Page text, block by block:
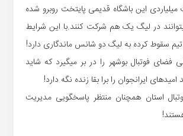
این باشگاه قدیمی پایتخت روبرو شده
در لیگ یک هم شرکت کنند.با این شرایط
سقوط کرده به لیگ دو شانس ماندگاری دارد!
فضای فوتبال بوشهر را در بر میگیرد که شاید
امیدهای ایرانجوان را برا بقا زنده نگه دارد!
استان همچنان منتظر پاسخگویی مدیریت